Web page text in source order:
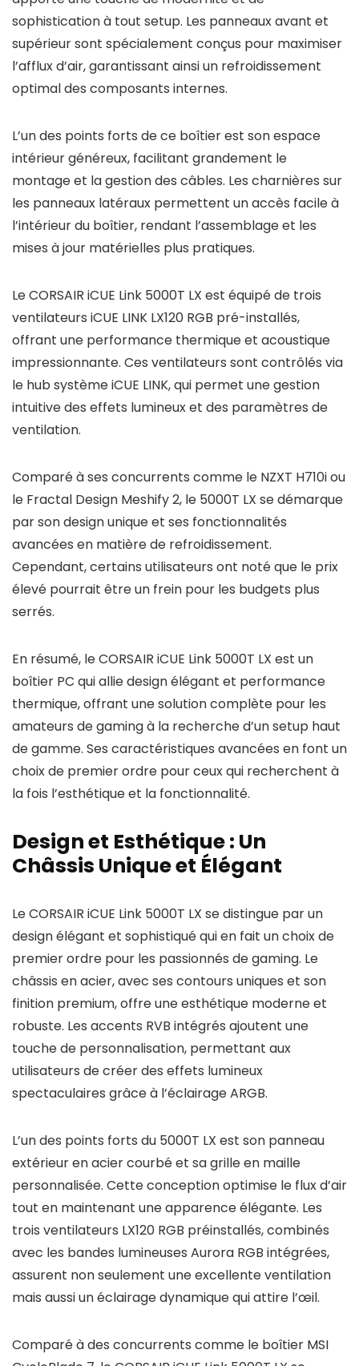
sophistication à tout setup. Les panneaux avant et
supérieur sont spécialement conçus pour maximiser
l’afflux d’air, garantissant ainsi un refroidissement
optimal des composants internes.
L’un des points forts de ce boîtier est son espace
intérieur généreux, facilitant grandement le
montage et la gestion des câbles. Les charnières sur
les panneaux latéraux permettent un accès facile à
l’intérieur du boîtier, rendant l’assemblage et les
mises à jour matérielles plus pratiques.
Le CORSAIR iCUE Link 5000T LX est équipé de trois
ventilateurs iCUE LINK LX120 RGB pré-installés,
offrant une performance thermique et acoustique
impressionnante. Ces ventilateurs sont contrôlés via
le hub système iCUE LINK, qui permet une gestion
intuitive des effets lumineux et des paramètres de
ventilation.
Comparé à ses concurrents comme le NZXT H710i ou
le Fractal Design Meshify 2, le 5000T LX se démarque
par son design unique et ses fonctionnalités
avancées en matière de refroidissement.
Cependant, certains utilisateurs ont noté que le prix
élevé pourrait être un frein pour les budgets plus
serrés.
En résumé, le CORSAIR iCUE Link 5000T LX est un
boîtier PC qui allie design élégant et performance
thermique, offrant une solution complète pour les
amateurs de gaming à la recherche d’un setup haut
de gamme. Ses caractéristiques avancées en font un
choix de premier ordre pour ceux qui recherchent à
la fois l’esthétique et la fonctionnalité.
Design et Esthétique : Un
Châssis Unique et Élégant
Le CORSAIR iCUE Link 5000T LX se distingue par un
design élégant et sophistiqué qui en fait un choix de
premier ordre pour les passionnés de gaming. Le
châssis en acier, avec ses contours uniques et son
finition premium, offre une esthétique moderne et
robuste. Les accents RVB intégrés ajoutent une
touche de personnalisation, permettant aux
utilisateurs de créer des effets lumineux
spectaculaires grâce à l’éclairage ARGB.
L’un des points forts du 5000T LX est son panneau
extérieur en acier courbé et sa grille en maille
personnalisée. Cette conception optimise le flux d’air
tout en maintenant une apparence élégante. Les
trois ventilateurs LX120 RGB préinstallés, combinés
avec les bandes lumineuses Aurora RGB intégrées,
assurent non seulement une excellente ventilation
mais aussi un éclairage dynamique qui attire l’œil.
Comparé à des concurrents comme le boîtier MSI